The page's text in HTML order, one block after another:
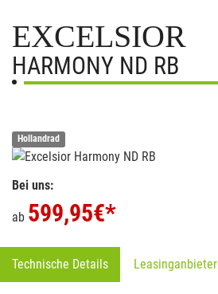
EXCELSIOR
HARMONY ND RB
Hollandrad
Bei uns:
ab 599,95€*
Technische Details Leasinganbieter